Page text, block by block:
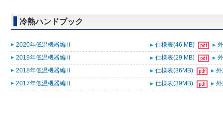
冷熱ハンドブック
2020年低温機器編Ⅱ 仕様表(46 MB)
2019年低温機器編Ⅱ
仕様表(29 MB)
2018年低温機器編Ⅱ
仕様表(36MB)
2017年低温機器編Ⅱ
仕様表(39MB)